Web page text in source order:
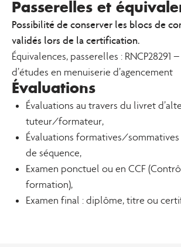
Passerelles et
Possibilité de conserver les blocs de
validés lors de la certification.
Équivalences, passerelles : RNCP28291
d’études en menuiserie d’agencement
Évaluations
Évaluations au travers du livret
tuteur/formateur,
Évaluations formatives/
de séquence,
Examen ponctuel ou en CCF
formation),
Examen final : diplôme, titre ou